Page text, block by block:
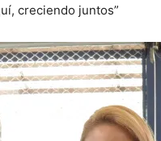
creciendo juntos”